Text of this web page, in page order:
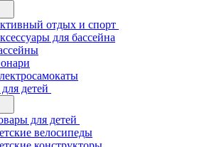
отдых и спорт
для бассейна
детей
для детей
велосипеды